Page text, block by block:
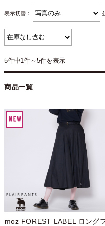
表示切替：
5件中1件～5件を表示
商品一覧
moz FOREST LABEL ロング